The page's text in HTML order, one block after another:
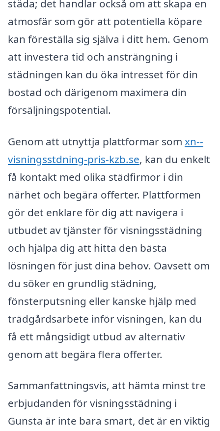
städa; det handlar också om att skapa en
atmosfär som gör att potentiella köpare
kan föreställa sig själva i ditt hem. Genom
att investera tid och ansträngning i
städningen kan du öka intresset för din
bostad och därigenom maximera din
försäljningspotential.
Genom att utnyttja plattformar som xn--
visningsstdning-pris-kzb.se, kan du enkelt
få kontakt med olika städfirmor i din
närhet och begära offerter. Plattformen
gör det enklare för dig att navigera i
utbudet av tjänster för visningsstädning
och hjälpa dig att hitta den bästa
lösningen för just dina behov. Oavsett om
du söker en grundlig städning,
fönsterputsning eller kanske hjälp med
trädgårdsarbete inför visningen, kan du
få ett mångsidigt utbud av alternativ
genom att begära flera offerter.
Sammanfattningsvis, att hämta minst tre
erbjudanden för visningsstädning i
Gunsta är inte bara smart, det är en viktig